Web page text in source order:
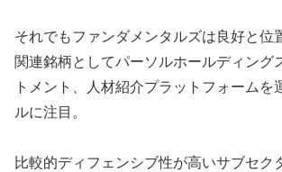
それでもファンダメンタルズは良好と位
関連銘柄としてパーソルホールディング
トメント、人材紹介プラットフォームを
ルに注目。
比較的ディフェンシブ性が高いサブセク